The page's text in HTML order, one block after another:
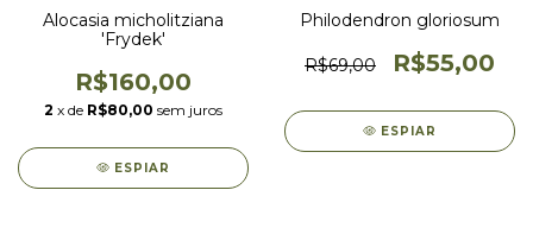
Alocasia micholitziana
'Frydek'
R$160,00
2 x de R$80,00 sem juros
ESPIAR
Philodendron gloriosum
R$69,00 R$55,00
ESPIAR